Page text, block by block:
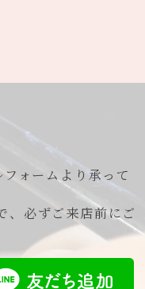
ォームより承って
、必ずご来店前にご